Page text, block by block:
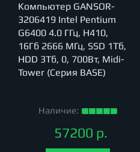
Компьютер GANSOR-
3206419 Intel Pentium
G6400 4.0 ГГц, H410,
16Гб 2666 МГц, SSD 1Тб,
HDD 3Тб, 0, 700Вт, Midi-
Tower (Серия BASE)
Наличие:
57200 р.